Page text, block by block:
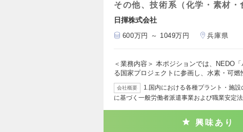
その他、技術系（化学・素材・
日揮株式会社
600万円 ～ 1049万円 兵庫県
＜業務内容＞ 本ポジションでは、NEDO
る国家プロジェクトに参画し、水素・可燃
会社概要
1.国内における各種プラント・施
に基づく一般労働者派遣事業および職業安定
興味あり